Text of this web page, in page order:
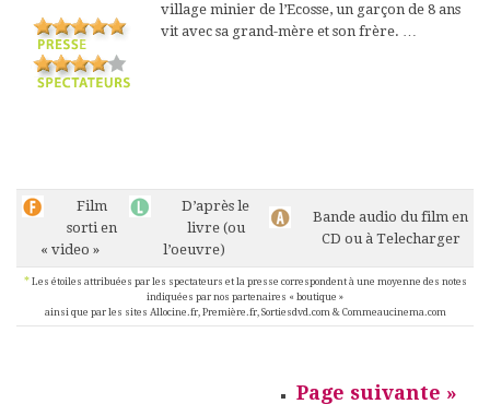
village minier de l’Ecosse, un garçon de 8 ans
vit avec sa grand-mère et son frère. …
Film
sorti en
« video »
D’après le
livre (ou
l’oeuvre)
Bande audio du film en
CD ou à Telecharger
*Les étoiles attribuées par les spectateurs et la presse correspondent à une moyenne des notes
indiquées par nos partenaires « boutique »
ainsi que par les sites Allocine.fr, Première.fr, Sortiesdvd.com & Commeaucinema.com
Page suivante »